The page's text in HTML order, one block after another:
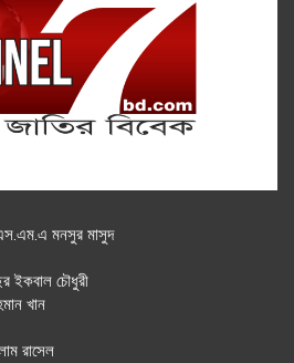
মনসুর মাসুদ
ইকবাল চৌধুরী
খান
রাসেল